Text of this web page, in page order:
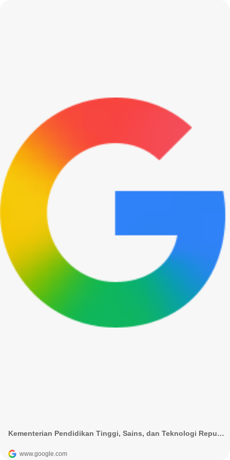
Kementerian Pendidikan Tinggi, Sains, dan Teknologi Republik Indonesia
www.google.com